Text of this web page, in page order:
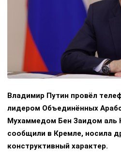
Владимир Путин провёл
лидером Объединённых
Мухаммедом Бен Заидом аль
сообщили в Кремле, носила
конструктивный характер.